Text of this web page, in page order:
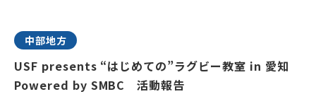
中部地方
USF presents “はじめての”ラグビー教室 in 愛知
Powered by SMBC 活動報告